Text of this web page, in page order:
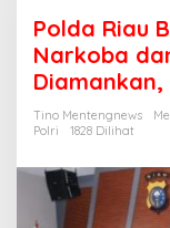
l
d
a
R
B
o
n
Polda Riau
Narkoba
Diamankan,
Tino Mentengnews
Polri
1828 Dilihat